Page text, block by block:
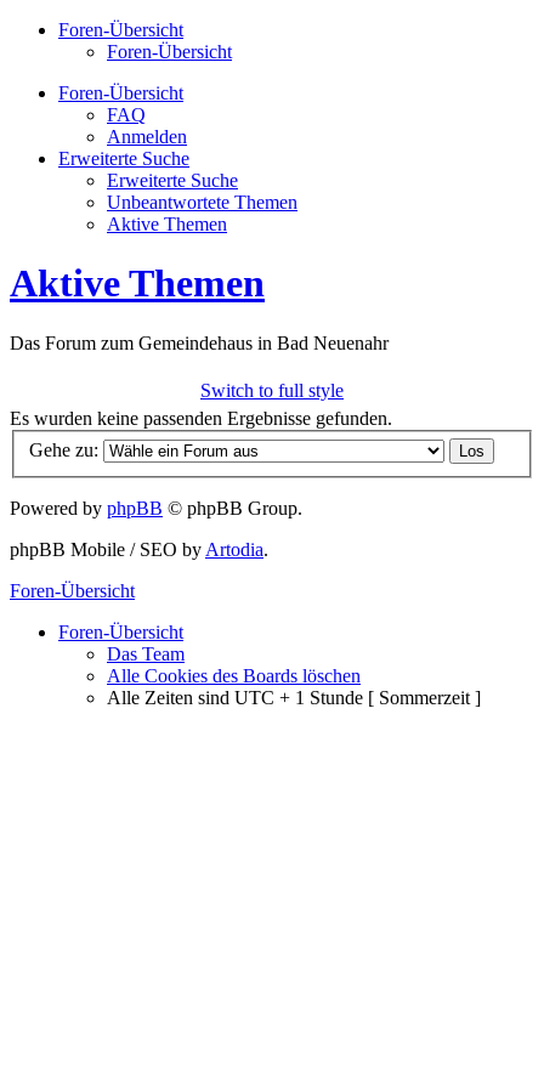
Foren-Übersicht
Foren-Übersicht
Foren-Übersicht
FAQ
Anmelden
Erweiterte Suche
Erweiterte Suche
Unbeantwortete Themen
Aktive Themen
Aktive Themen
Das Forum zum Gemeindehaus in Bad Neuenahr
Switch to full style
Es wurden keine passenden Ergebnisse gefunden.
Gehe zu:
Powered by phpBB © phpBB Group.
phpBB Mobile / SEO byArtodia.
Foren-Übersicht
Foren-Übersicht
Das Team
Alle Cookies des Boards löschen
Alle Zeiten sind UTC + 1 Stunde [ Sommerzeit ]